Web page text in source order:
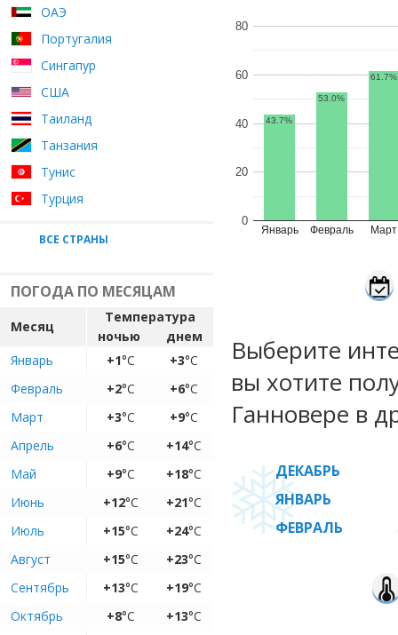
ОАЭ
Португалия
Сингапур
США
Таиланд
Танзания
Тунис
Турция
ВСЕ СТРАНЫ
ПОГОДА ПО МЕСЯЦАМ
Месяц
Температура
ночью
днем
Январь
+1°C +3°C
Февраль
+2°C +6°C
Март
+3°C +9°C
Апрель
+6°C +14°C
Май
+9°C +18°C
Июнь
+12°C +21°C
Июль
+15°C +24°C
Август
+15°C +23°C
Сентябрь
+13°C +19°C
Октябрь
+8°C +13°C
Январь Февраль Март
0
20
40
60
80
43.7%
53.0%
61.7%
Выберите
вы хотите
Ганновере в
ДЕКАБРЬ
ЯНВАРЬ
ФЕВРАЛЬ